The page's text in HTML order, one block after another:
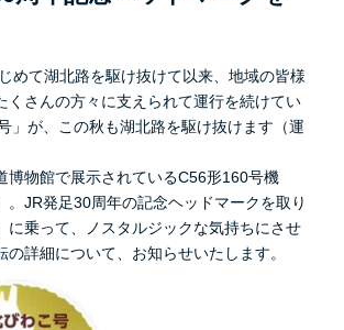
めて湖北路を駆け抜けて以来、地域の皆様
くさんの方々に支えられて運行を続けてい
」が、この秋も湖北路を駆け抜けます（運
物館で展示されているC56形160号機
。JR発足30周年の記念ヘッドマークを取り
に乗って、ノスタルジックな気持ちにさせ
の詳細について、お知らせいたします。